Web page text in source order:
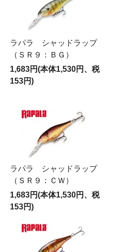
ラパラ シャッドラップ
（ＳＲ９：ＢＧ）
1,683円(本体1,530円、税
153円)
ラパラ シャッドラップ
（ＳＲ９：ＣＷ）
1,683円(本体1,530円、税
153円)